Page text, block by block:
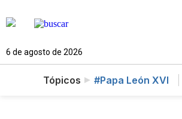
6 de agosto de 2026
Tópicos #Papa León XVI